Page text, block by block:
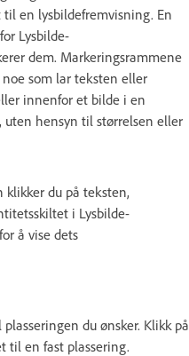
en lysbildefremvisning. En
Lysbilde-
dem. Markeringsrammene
som lar teksten eller
innenfor et bilde i en
uten hensyn til størrelsen eller
klikker du på teksten,
i Lysbilde-
å vise dets
du ønsker. Klikk på
til en fast plassering.